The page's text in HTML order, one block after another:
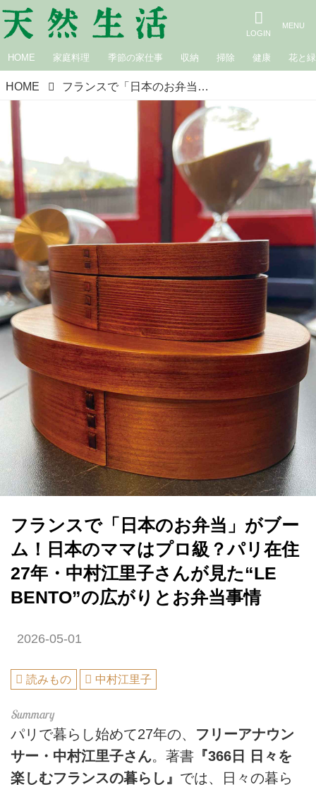
HOME 家庭料理 季節の家仕事 収納 掃除 健康 花と緑
HOME フランスで「日本のお弁当」がブーム！日本のママはプロ級？パリ在住27年・中村江里子さんが見た“LE BENTO”の広がりとお弁当事情
フランスで「日本のお弁当」がブー
ム！日本のママはプロ級？パリ在住
27年・中村江里子さんが見た“LE
BENTO”の広がりとお弁当事情
2026-05-01
読みもの 中村江里子
パリで暮らし始めて27年の、 フリーアナウン
サー・中村江里子さん。著書 『366日 日々を
楽しむフランスの暮らし』 では、日々の暮ら